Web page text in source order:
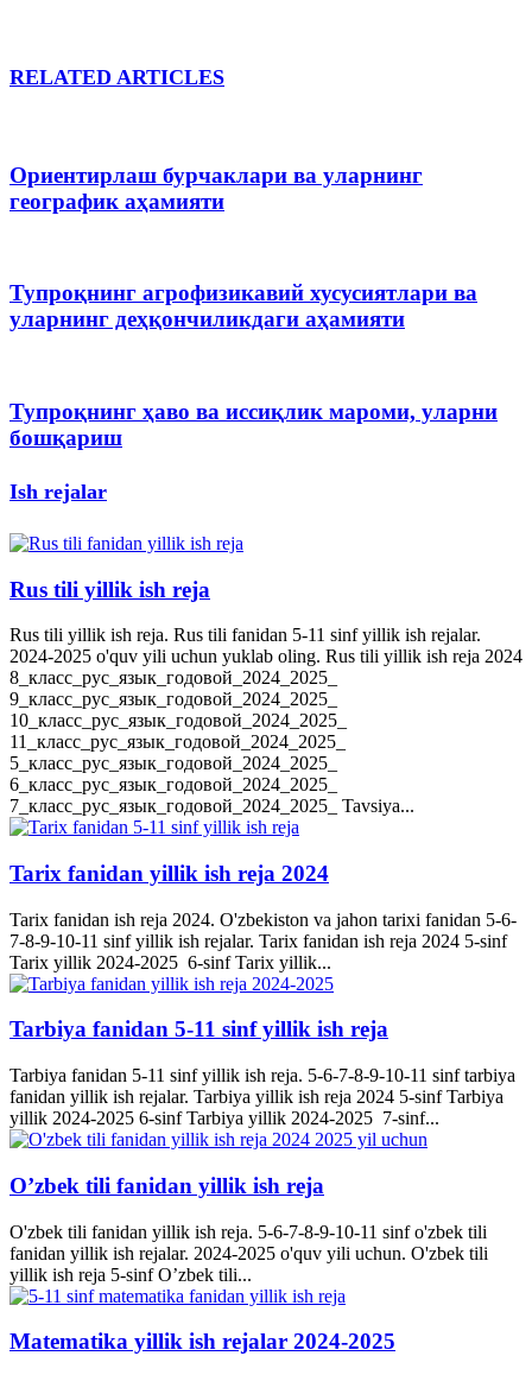
RELATED ARTICLES
Ориентирлаш бурчаклари ва уларнинг
географик аҳамияти
Тупроқнинг агрофизикавий хусусиятлари ва
уларнинг деҳқончиликдаги аҳамияти
Тупроқнинг ҳаво ва иссиқлик мароми, уларни
бошқариш
Ish rejalar
Rus tili yillik ish reja
Rus tili yillik ish reja. Rus tili fanidan 5-11 sinf yillik ish rejalar.
2024-2025 o'quv yili uchun yuklab oling. Rus tili yillik ish reja 2024
8_класс_рус_язык_годовой_2024_2025_
9_класс_рус_язык_годовой_2024_2025_
10_класс_рус_язык_годовой_2024_2025_
11_класс_рус_язык_годовой_2024_2025_
5_класс_рус_язык_годовой_2024_2025_
6_класс_рус_язык_годовой_2024_2025_
7_класс_рус_язык_годовой_2024_2025_ Tavsiya...
Tarix fanidan yillik ish reja 2024
Tarix fanidan ish reja 2024. O'zbekiston va jahon tarixi fanidan 5-6-
7-8-9-10-11 sinf yillik ish rejalar. Tarix fanidan ish reja 2024 5-sinf
Tarix yillik 2024-2025 6-sinf Tarix yillik...
Tarbiya fanidan 5-11 sinf yillik ish reja
Tarbiya fanidan 5-11 sinf yillik ish reja. 5-6-7-8-9-10-11 sinf tarbiya
fanidan yillik ish rejalar. Tarbiya yillik ish reja 2024 5-sinf Tarbiya
yillik 2024-2025 6-sinf Tarbiya yillik 2024-2025 7-sinf...
O’zbek tili fanidan yillik ish reja
O'zbek tili fanidan yillik ish reja. 5-6-7-8-9-10-11 sinf o'zbek tili
fanidan yillik ish rejalar. 2024-2025 o'quv yili uchun. O'zbek tili
yillik ish reja 5-sinf O’zbek tili...
Matematika yillik ish rejalar 2024-2025